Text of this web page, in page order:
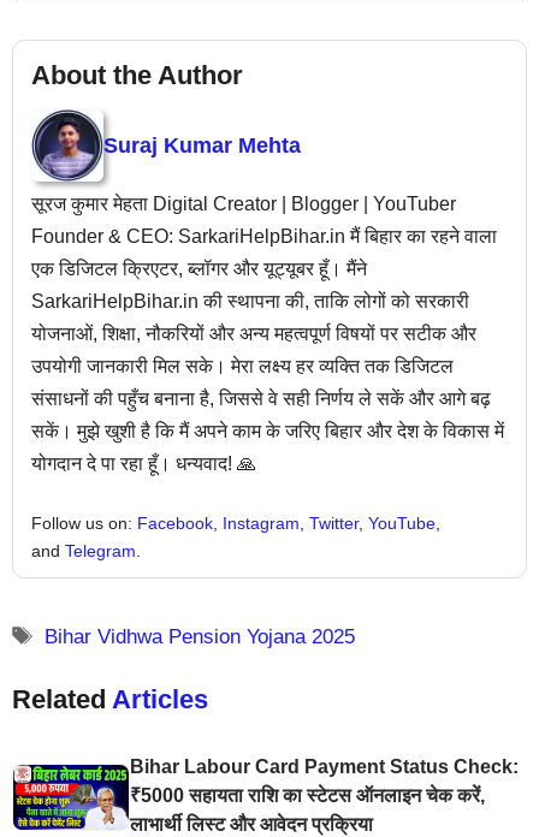
About the Author
Suraj Kumar Mehta
सूरज कुमार मेहता Digital Creator | Blogger | YouTuber
Founder & CEO: SarkariHelpBihar.in मैं बिहार का रहने वाला
एक डिजिटल क्रिएटर, ब्लॉगर और यूट्यूबर हूँ। मैंने
SarkariHelpBihar.in की स्थापना की, ताकि लोगों को सरकारी
योजनाओं, शिक्षा, नौकरियों और अन्य महत्वपूर्ण विषयों पर सटीक और
उपयोगी जानकारी मिल सके। मेरा लक्ष्य हर व्यक्ति तक डिजिटल
संसाधनों की पहुँच बनाना है, जिससे वे सही निर्णय ले सकें और आगे बढ़
सकें। मुझे खुशी है कि मैं अपने काम के जरिए बिहार और देश के विकास में
योगदान दे पा रहा हूँ। धन्यवाद! 🙏
Follow us on: Facebook, Instagram, Twitter, YouTube,
and Telegram.
Bihar Vidhwa Pension Yojana 2025
Related Articles
Bihar Labour Card Payment Status Check:
₹5000 सहायता राशि का स्टेटस ऑनलाइन चेक करें,
लाभार्थी लिस्ट और आवेदन प्रक्रिया